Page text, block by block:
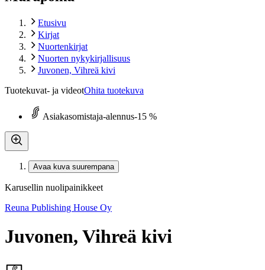
Etusivu
Kirjat
Nuortenkirjat
Nuorten nykykirjallisuus
Juvonen, Vihreä kivi
Tuotekuvat- ja videotOhita tuotekuva
Asiakasomistaja-alennus-15 %
Avaa kuva suurempana
Karusellin nuolipainikkeet
Reuna Publishing House Oy
Juvonen, Vihreä kivi